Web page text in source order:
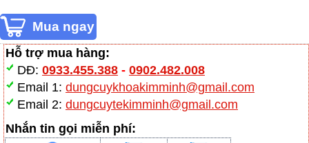
Hỗ trợ mua hàng:
DĐ: 0933.455.388- 0902.482.008
Email 1: dungcuykhoakimminh@gmail.com
Email 2: dungcuytekimminh@gmail.com
Nhắn tin gọi miễn phí: